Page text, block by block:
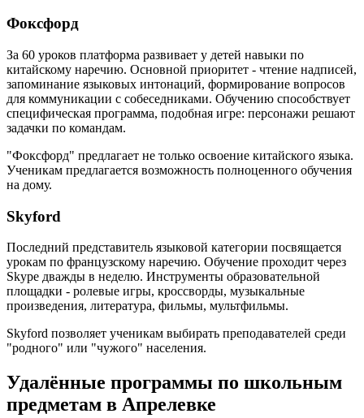
Фоксфорд
За 60 уроков платформа развивает у детей навыки по
китайскому наречию. Основной приоритет - чтение надписей,
запоминание языковых интонаций, формирование вопросов
для коммуникации с собеседниками. Обучению способствует
специфическая программа, подобная игре: персонажи решают
задачки по командам.
"Фоксфорд" предлагает не только освоение китайского языка.
Ученикам предлагается возможность полноценного обучения
на дому.
Skyford
Последний представитель языковой категории посвящается
урокам по французскому наречию. Обучение проходит через
Skype дважды в неделю. Инструменты образовательной
площадки - ролевые игры, кроссворды, музыкальные
произведения, литература, фильмы, мультфильмы.
Skyford позволяет ученикам выбирать преподавателей среди
"родного" или "чужого" населения.
Удалённые программы по школьным
предметам в Апрелевке